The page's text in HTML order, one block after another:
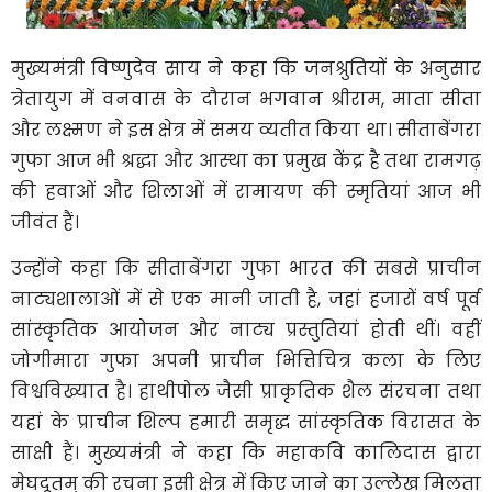
मुख्यमंत्री विष्णुदेव साय ने कहा कि जनश्रुतियों के अनुसार
त्रेतायुग में वनवास के दौरान भगवान श्रीराम, माता सीता
और लक्ष्मण ने इस क्षेत्र में समय व्यतीत किया था। सीताबेंगरा
गुफा आज भी श्रद्धा और आस्था का प्रमुख केंद्र है तथा रामगढ़
की हवाओं और शिलाओं में रामायण की स्मृतियां आज भी
जीवंत हैं।
उन्होंने कहा कि सीताबेंगरा गुफा भारत की सबसे प्राचीन
नाट्यशालाओं में से एक मानी जाती है, जहां हजारों वर्ष पूर्व
सांस्कृतिक आयोजन और नाट्य प्रस्तुतियां होती थीं। वहीं
जोगीमारा गुफा अपनी प्राचीन भित्तिचित्र कला के लिए
विश्वविख्यात है। हाथीपोल जैसी प्राकृतिक शैल संरचना तथा
यहां के प्राचीन शिल्प हमारी समृद्ध सांस्कृतिक विरासत के
साक्षी हैं। मुख्यमंत्री ने कहा कि महाकवि कालिदास द्वारा
मेघदूतम् की रचना इसी क्षेत्र में किए जाने का उल्लेख मिलता